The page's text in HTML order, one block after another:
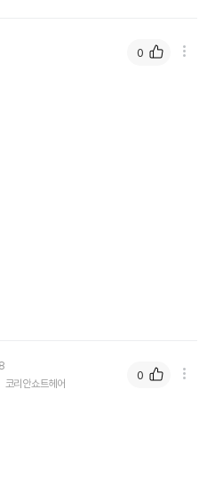
0
코리안쇼트헤어
0